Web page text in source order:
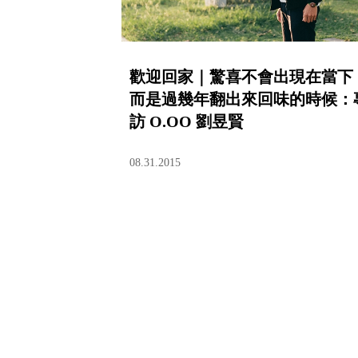
歡迎回家｜驚喜不會出現在當下
而是過幾年翻出來回味的時候：
訪 O.OO 劉昱賢
08.31.2015